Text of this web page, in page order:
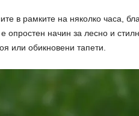
в рамките на няколко часа,
опростен начин за лесно и
или обикновени тапети.